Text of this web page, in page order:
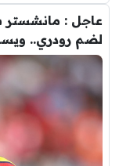
عاجل : مانشستر
لضم رودري..